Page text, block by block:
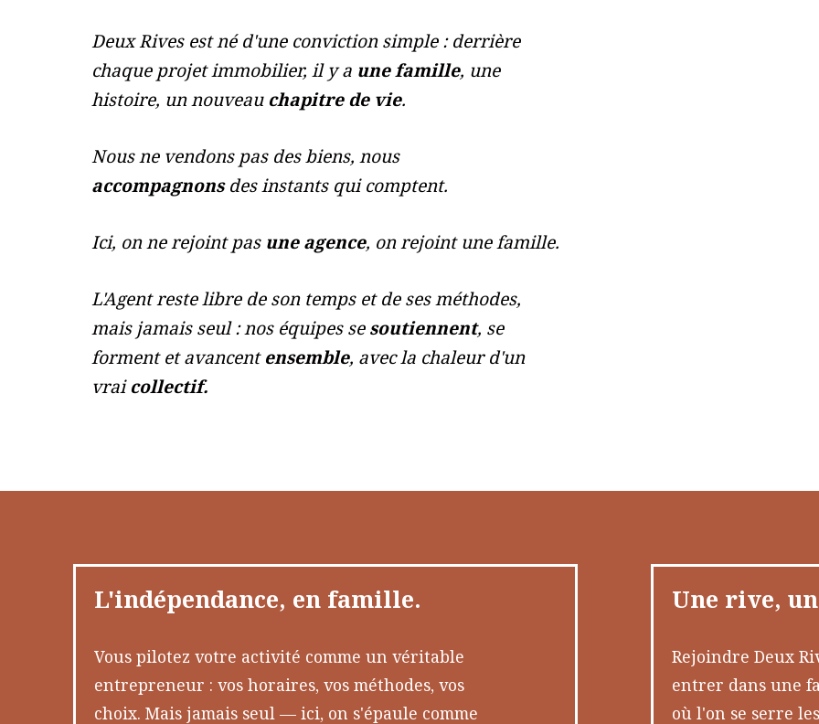
Deux Rives est né d'une conviction simple : derrière
chaque projet immobilier, il y a une famille, une
histoire, un nouveau chapitre de vie.
Nous ne vendons pas des biens, nous
accompagnonsdes instants qui comptent.
Ici, on ne rejoint pas une agence, on rejoint une famille.
L'Agent reste libre de son temps et de ses méthodes,
mais jamais seul : nos équipes sesoutiennent, se
forment etavancentensemble, avec la chaleur d'un
vraicollectif.
L'indépendance, en famille.
Vous pilotez votre activité comme un véritable
entrepreneur : vos horaires, vos méthodes, vos
choix. Mais jamais seul — ici, on s'épaule comme
Une rive,
Rejoindre Deux
entrer dans une
où l'on se serre